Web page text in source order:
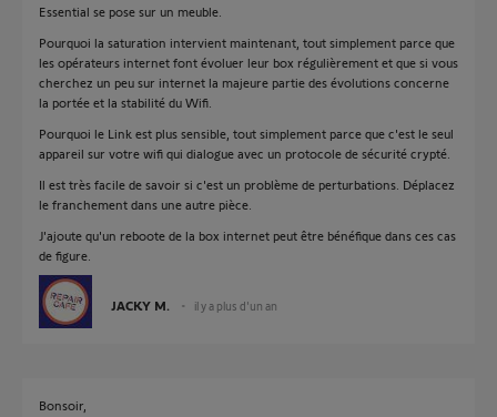
Essential se pose sur un meuble.
Pourquoi la saturation intervient maintenant, tout simplement parce que
les opérateurs internet font évoluer leur box régulièrement et que si vous
cherchez un peu sur internet la majeure partie des évolutions concerne
la portée et la stabilité du Wifi.
Pourquoi le Link est plus sensible, tout simplement parce que c'est le seul
appareil sur votre wifi qui dialogue avec un protocole de sécurité crypté.
Il est très facile de savoir si c'est un problème de perturbations. Déplacez
le franchement dans une autre pièce.
J'ajoute qu'un reboote de la box internet peut être bénéfique dans ces cas
de figure.
JACKY M. il y a plus d'un an
Bonsoir,